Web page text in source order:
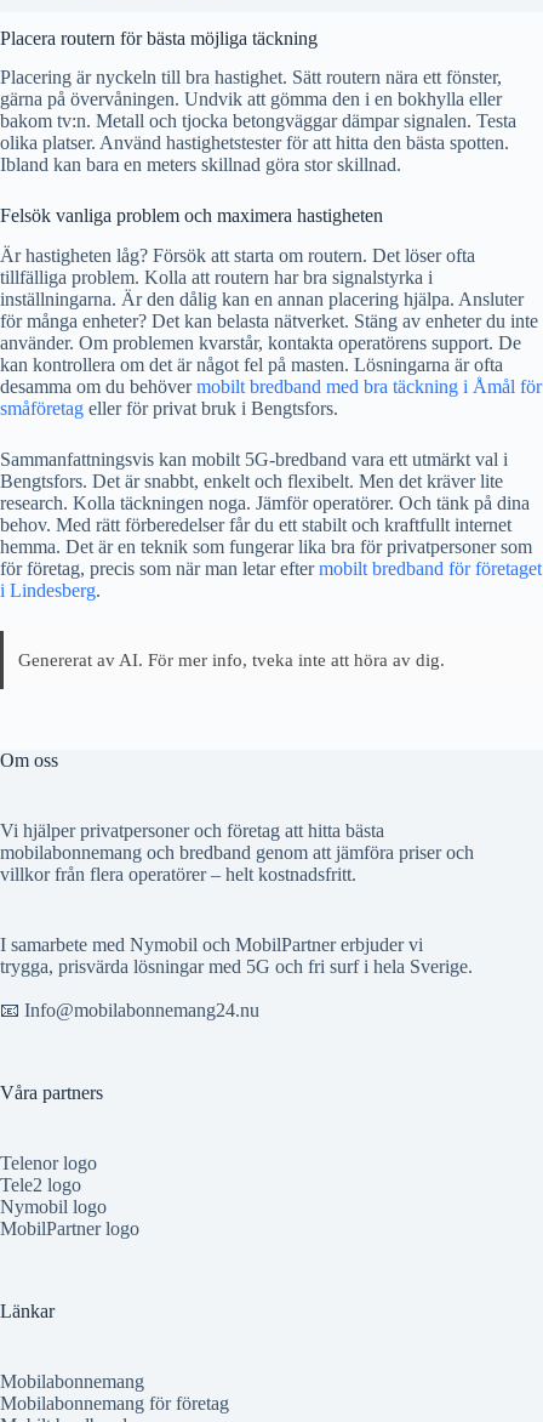
Placera routern för bästa möjliga täckning
Placering är nyckeln till bra hastighet. Sätt routern nära ett fönster,
gärna på övervåningen. Undvik att gömma den i en bokhylla eller
bakom tv:n. Metall och tjocka betongväggar dämpar signalen. Testa
olika platser. Använd hastighetstester för att hitta den bästa spotten.
Ibland kan bara en meters skillnad göra stor skillnad.
Felsök vanliga problem och maximera hastigheten
Är hastigheten låg? Försök att starta om routern. Det löser ofta
tillfälliga problem. Kolla att routern har bra signalstyrka i
inställningarna. Är den dålig kan en annan placering hjälpa. Ansluter
för många enheter? Det kan belasta nätverket. Stäng av enheter du inte
använder. Om problemen kvarstår, kontakta operatörens support. De
kan kontrollera om det är något fel på masten. Lösningarna är ofta
desamma om du behövermobilt bredband med bra täckning i Åmål för
småföretag eller för privat bruk i Bengtsfors.
Sammanfattningsvis kan mobilt 5G-bredband vara ett utmärkt val i
Bengtsfors. Det är snabbt, enkelt och flexibelt. Men det kräver lite
research. Kolla täckningen noga. Jämför operatörer. Och tänk på dina
behov. Med rätt förberedelser får du ett stabilt och kraftfullt internet
hemma. Det är en teknik som fungerar lika bra för privatpersoner som
för företag, precis som när man letar eftermobilt bredband för företaget
i Lindesberg.
Genererat av AI. För mer info, tveka inte att höra av dig.
Om oss
Vi hjälper privatpersoner och företag att hitta bästa
mobilabonnemang och bredband genom att jämföra priser och
villkor från flera operatörer – helt kostnadsfritt.
I samarbete med Nymobil och MobilPartner erbjuder vi
trygga, prisvärda lösningar med 5G och fri surf i hela Sverige.
📧 Info@mobilabonnemang24.nu
Våra partners
Telenor logo
Tele2 logo
Nymobil logo
MobilPartner logo
Länkar
Mobilabonnemang
Mobilabonnemang för företag